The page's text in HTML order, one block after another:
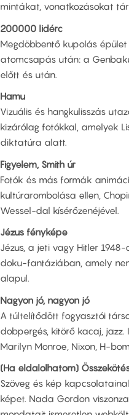
mintákat, vonatkozásokat
200000 lidérc
Megdöbbentő kupolás
atomcsapás után: a
előtt és után.
Hamu
Vizuális és hangkulisszás
kizárólag fotókkal, amelyek
diktatúra alatt.
Figyelem, Smith úr
Fotók és más formák
kultúrarombolása ellen,
Wessel-dal kísérőzenéjével.
Jézus fényképe
Jézus, a jeti vagy Hitler
doku-fantáziában, amely
alapul.
Nagyon jó, nagyon jó
A túltelítődött fogyasztói
dobpergés, kitörő kacaj,
Marilyn Monroe, Nixon, H-
(Ha eldalolhatom)
Szöveg és kép
képet. Nada Gordon